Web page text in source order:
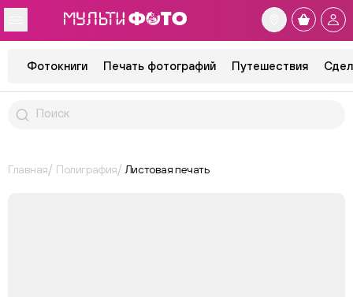
Фотокниги Печать фотографий Путешествия
Главная Полиграфия Листовая печать